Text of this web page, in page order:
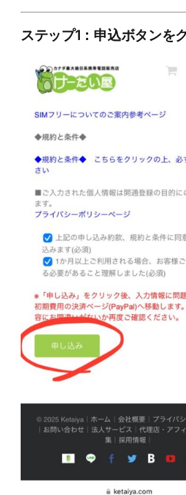
ステップ1：申込ボタンを